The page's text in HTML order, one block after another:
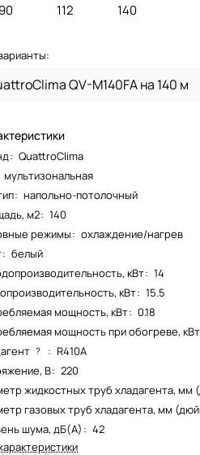
90 112 140
QV-M140FA на 140 м
: QuattroClima
мультизональная
: напольно-потолочный
м2: 140
режимы: охлаждение/нагрев
: белый
кВт: 14
кВт: 15.5
мощность, кВт: 0.18
мощность при обогреве, кВт
? : R410A
В: 220
жидкостных труб хладагента, мм
газовых труб хладагента, мм
шума, дБ(А) : 42